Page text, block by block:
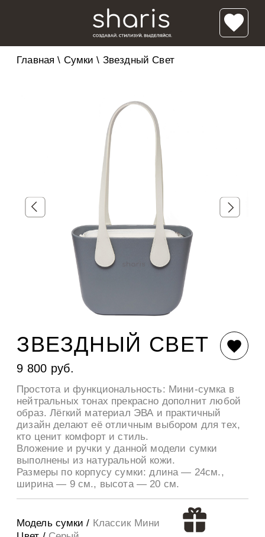
Главная \ Сумки \ Звездный Свет
ЗВЕЗДНЫЙ СВЕТ
9 800 руб.
Простота и функциональность: Мини-сумка в
нейтральных тонах прекрасно дополнит любой
образ. Лёгкий материал ЭВА и практичный
дизайн делают её отличным выбором для тех,
кто ценит комфорт и стиль.
Вложение и ручки у данной модели сумки
выполнены из натуральной кожи.
Размеры по корпусу сумки: длина — 24см.,
ширина — 9 см., высота — 20 см.
Модель сумки / Классик Мини